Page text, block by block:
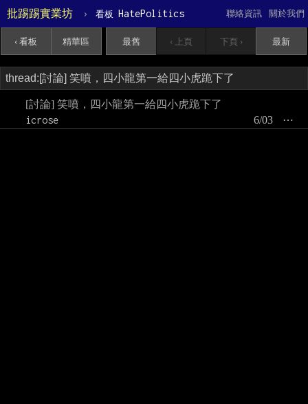
批踢踢實業坊 › 看板 HatePolitics 關於我們
聯絡資訊
‹ 看板 精華區 最舊 ‹ 上頁 下頁 › 最新
[討論] 笑噴，四小龍第一給四小虎跪下了
icrose
⋯
6/03